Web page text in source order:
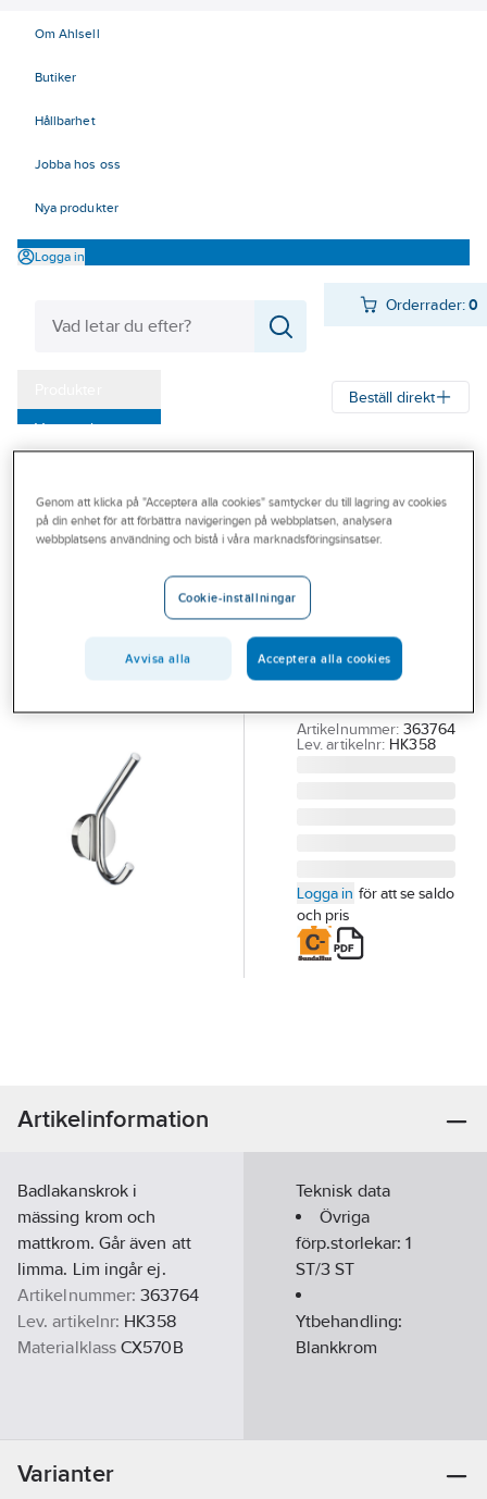
Om Ahlsell
Butiker
Hållbarhet
Jobba hos oss
Nya produkter
Logga in
Orderrader:0
Varumärken
Outlet
Branscher
Beställ direkt
SMEDBO
Home
BADLAKANSKROK
HOME SMEDBO
HK358 CH
Artikelnummer: 363764
Lev. artikelnr: HK358
Logga in för att se saldo
och pris
Artikelinformation
Badlakanskrok i
mässing krom och
mattkrom. Går även att
limma. Lim ingår ej.
Artikelnummer: 363764
Lev. artikelnr: HK358
Materialklass CX570B
Teknisk data
Övriga
förp.storlekar:1
ST/3 ST
Ytbehandling:
Blankkrom
Varianter
Genom att klicka på "Acceptera alla cookies" samtycker du till lagring av cookies
på din enhet för att förbättra navigeringen på webbplatsen, analysera
webbplatsens användning och bistå i våra marknadsföringsinsatser.
Cookie-inställningar
Avvisa alla Acceptera alla cookies